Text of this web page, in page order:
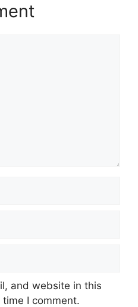
and website in this
I comment.